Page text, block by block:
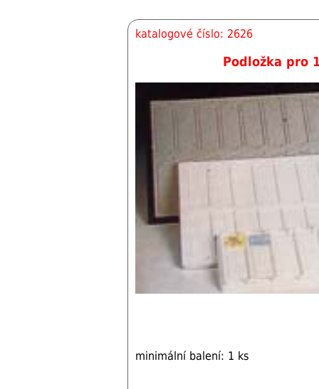
katalogové číslo: 2626
Podložka pro
minimální balení: 1 ks